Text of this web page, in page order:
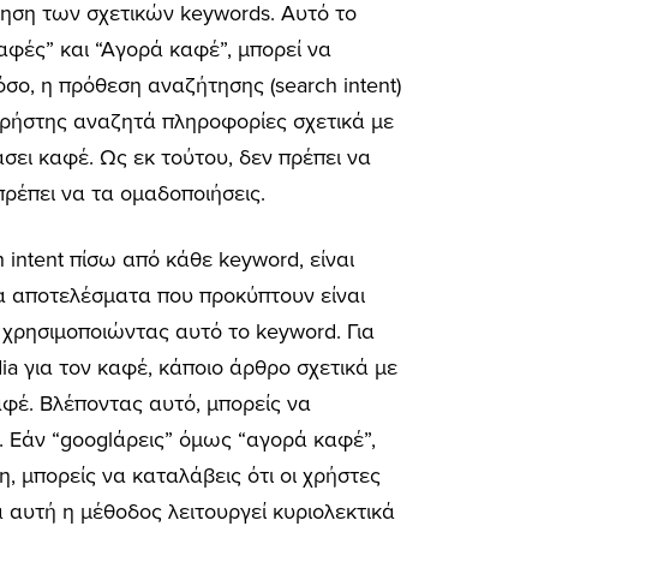
των σχετικών keywords. Αυτό το
και “Αγορά καφέ”, μπορεί να
η πρόθεση αναζήτησης (search intent)
αναζητά πληροφορίες σχετικά με
καφέ. Ως εκ τούτου, δεν πρέπει να
να τα ομαδοποιήσεις.
intent πίσω από κάθε keyword, είναι
που προκύπτουν είναι
αυτό το keyword. Για
για τον καφέ, κάποιο άρθρο σχετικά με
Βλέποντας αυτό, μπορείς να
Εάν “googlάρεις” όμως “αγορά καφέ”,
να καταλάβεις ότι οι χρήστες
η μέθοδος λειτουργεί κυριολεκτικά